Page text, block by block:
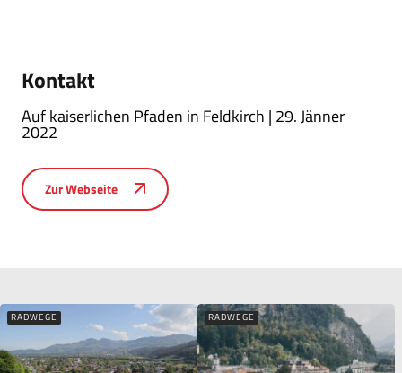
Kontakt
Auf kaiserlichen Pfaden in Feldkirch | 29. Jänner
2022
Zur Webseite
RADWEGE RADWEGE